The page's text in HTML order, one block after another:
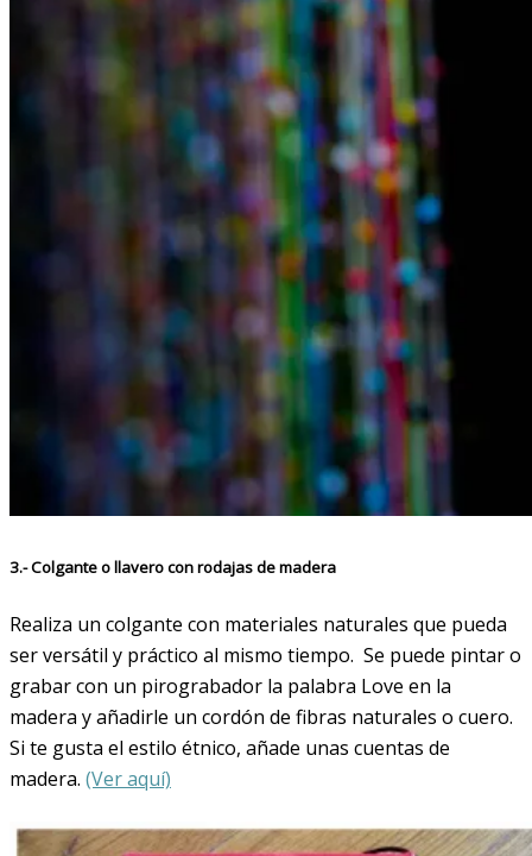
3.- Colgante o llavero con rodajas de madera
Realiza un colgante con materiales naturales que pueda
ser versátil y práctico al mismo tiempo. Se puede pintar o
grabar con un pirograbador la palabra Love en la
madera y añadirle un cordón de fibras naturales o cuero.
Si te gusta el estilo étnico, añade unas cuentas de
madera. (Ver aquí)